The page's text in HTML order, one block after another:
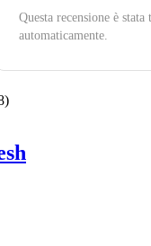
Questa recensione è stata
automaticamente.
)